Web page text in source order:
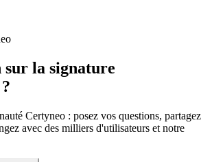
sur la signature
Certyneo : posez vos questions, partagez
avec des milliers d'utilisateurs et notre